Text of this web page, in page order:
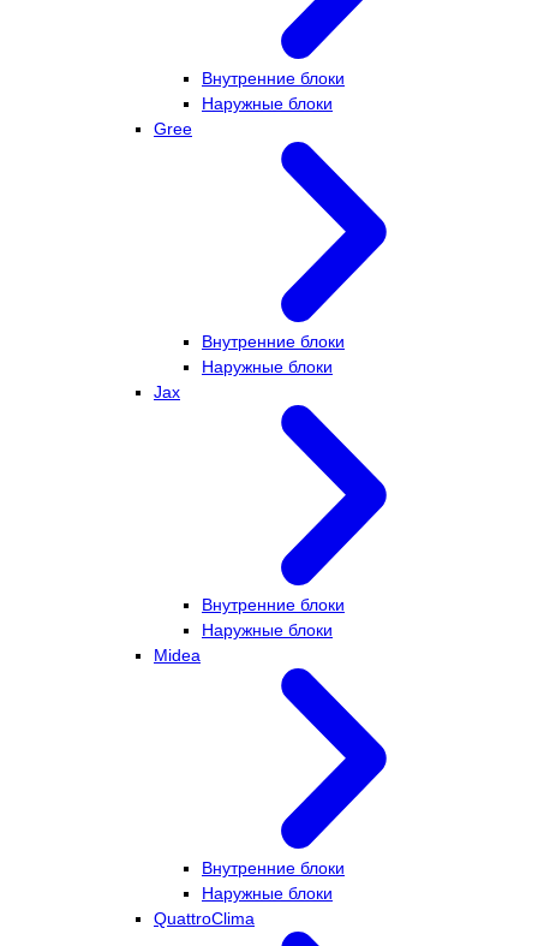
Внутренние блоки
Наружные блоки
Gree
Внутренние блоки
Наружные блоки
Jax
Внутренние блоки
Наружные блоки
Midea
Внутренние блоки
Наружные блоки
QuattroClima